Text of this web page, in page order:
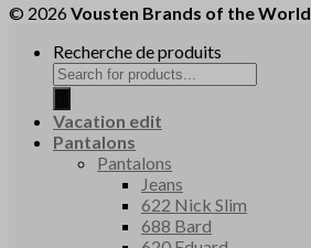
© 2026 Vousten Brands of the World
Recherche de produits
Vacation edit
Pantalons
Pantalons
Jeans
622 Nick Slim
688 Bard